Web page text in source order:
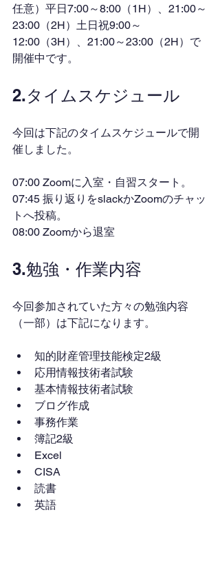
任意）平日7:00～8:00（1H）、21:00～
23:00（2H）土日祝9:00～
12:00（3H）、21:00～23:00（2H）で
開催中です。
2.タイムスケジュール
今回は下記のタイムスケジュールで開
催しました。
07:00 Zoomに入室・自習スタート。
07:45 振り返りをslackかZoomのチャッ
トへ投稿。
08:00 Zoomから退室
3.勉強・作業内容
今回参加されていた方々の勉強内容
（一部）は下記になります。
知的財産管理技能検定2級
応用情報技術者試験
基本情報技術者試験
ブログ作成
事務作業
簿記2級
Excel
CISA
読書
英語